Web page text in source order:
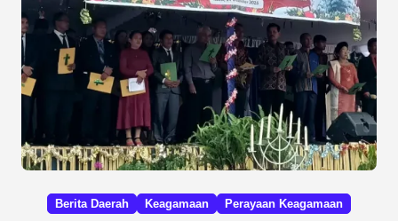
Berita Daerah Keagamaan Perayaan Keagamaan